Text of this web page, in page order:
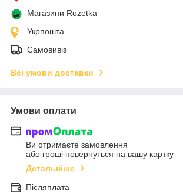
Магазини Rozetka
Укрпошта
Самовивіз
Всі умови доставки
Умови оплати
Ви отримаєте замовлення
або гроші повернуться на вашу картку
Детальніше
Післяплата